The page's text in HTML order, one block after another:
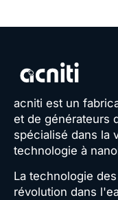
acniti est un
et de générateurs
spécialisé dans la
technologie à
La technologie
révolution dans